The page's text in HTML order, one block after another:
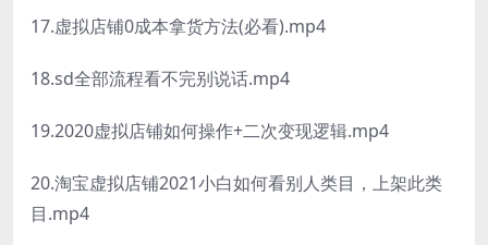
17.虚拟店铺0成本拿货方法(必看).mp4
18.sd全部流程看不完别说话.mp4
19.2020虚拟店铺如何操作+二次变现逻辑.mp4
20.淘宝虚拟店铺2021小白如何看别人类目，上架此类
目.mp4